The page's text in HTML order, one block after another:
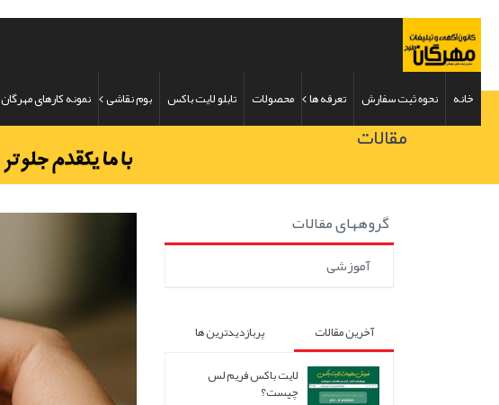
خانه نحوه ثبت سفارش تعرفه ها محصولات تابلو لایت باکس بوم نقاشی نمونه کارهای مهرگان
مقالات
گروههای مقالات
آموزشی
آخرین مقالات
پربازدیدترین ها
لایت باکس فریم لس
چیست؟